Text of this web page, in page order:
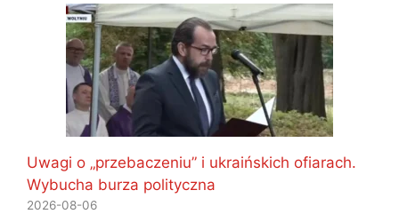
Uwagi o „przebaczeniu” i ukraińskich ofiarach.
Wybucha burza polityczna
2026-08-06